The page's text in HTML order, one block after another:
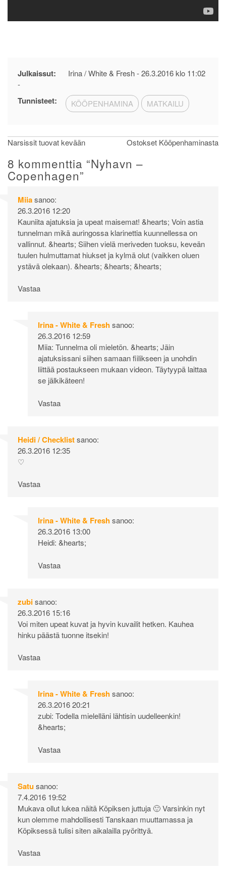
Julkaissut: Irina / White & Fresh -26.3.2016 klo 11:02
-
Tunnisteet: KÖÖPENHAMINA MATKAILU
Artikkelien
selaus
Narsissit tuovat kevään Ostokset Kööpenhaminasta
8 kommenttia “Nyhavn –
Copenhagen”
Miiasanoo:
26.3.2016 12:20
Kauniita ajatuksia ja upeat maisemat! &hearts; Voin astia
tunnelman mikä auringossa klarinettia kuunnellessa on
vallinnut. &hearts; Siihen vielä meriveden tuoksu, keveän
tuulen hulmuttamat hiukset ja kylmä olut (vaikken oluen
ystävä olekaan). &hearts; &hearts; &hearts;
Vastaa
Irina - White & Freshsanoo:
26.3.2016 12:59
Miia: Tunnelma oli mieletön. &hearts; Jäin
ajatuksissani siihen samaan fiilikseen ja unohdin
liittää postaukseen mukaan videon. Täytyypä laittaa
se jälkikäteen!
Vastaa
Heidi / Checklistsanoo:
26.3.2016 12:35
♡
Vastaa
Irina - White & Freshsanoo:
26.3.2016 13:00
Heidi: &hearts;
Vastaa
zubisanoo:
26.3.2016 15:16
Voi miten upeat kuvat ja hyvin kuvailit hetken. Kauhea
hinku päästä tuonne itsekin!
Vastaa
Irina - White & Freshsanoo:
26.3.2016 20:21
zubi: Todella mielelläni lähtisin uudelleenkin!
&hearts;
Vastaa
Satusanoo:
7.4.2016 19:52
Mukava ollut lukea näitä Köpiksen juttuja 🙂 Varsinkin nyt
kun olemme mahdollisesti Tanskaan muuttamassa ja
Köpiksessä tulisi siten aikalailla pyörittyä.
Vastaa